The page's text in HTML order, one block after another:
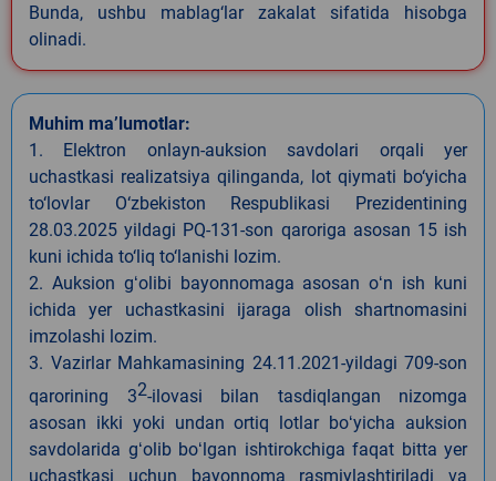
Bunda, ushbu mablag‘lar zakalat sifatida hisobga
olinadi.
Muhim ma’lumotlar:
1. Elektron onlayn-auksion savdolari orqali yer
uchastkasi realizatsiya qilinganda, lot qiymati bo‘yicha
to‘lovlar O‘zbekiston Respublikasi Prezidentining
28.03.2025 yildagi PQ-131-son qaroriga asosan 15 ish
kuni ichida to‘liq to‘lanishi lozim.
2. Auksion gʻolibi bayonnomaga asosan oʻn ish kuni
ichida yer uchastkasini ijaraga olish shartnomasini
imzolashi lozim.
3. Vazirlar Mahkamasining 24.11.2021-yildagi 709-son
qarorining 32-ilovasi bilan tasdiqlangan nizomga
asosan ikki yoki undan ortiq lotlar boʻyicha auksion
savdolarida gʻolib boʻlgan ishtirokchiga faqat bitta yer
uchastkasi uchun bayonnoma rasmiylashtiriladi va